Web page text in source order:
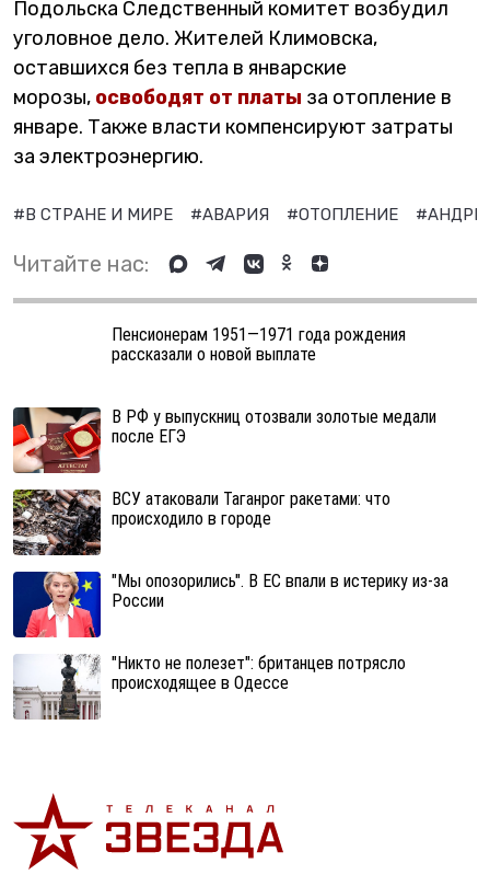
Подольска Следственный комитет возбудил
уголовное дело. Жителей Климовска,
оставшихся без тепла в январские
морозы, освободят от платы за отопление в
январе. Также власти компенсируют затраты
за электроэнергию.
#В СТРАНЕ И МИРЕ #АВАРИЯ #ОТОПЛЕНИЕ
Читайте нас:
Пенсионерам 1951—1971 года рождения
рассказали о новой выплате
В РФ у выпускниц отозвали золотые медали
после ЕГЭ
ВСУ атаковали Таганрог ракетами: что
происходило в городе
"Мы опозорились". В ЕС впали в истерику из-за
России
"Никто не полезет": британцев потрясло
происходящее в Одессе